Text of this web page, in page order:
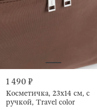
1 490 ₽
Косметичка, 23х14 см, с
ручкой, Travel color